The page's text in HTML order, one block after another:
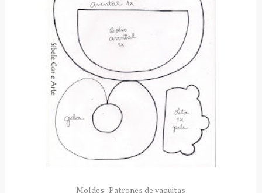
Moldes- Patrones de vaquitas